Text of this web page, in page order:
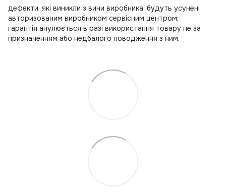
дефекти, які виникли з вини виробника, будуть усунені
авторизованим виробником сервісним центром;
гарантія анулюється в разі використання товару не за
призначенням або недбалого поводження з ним.